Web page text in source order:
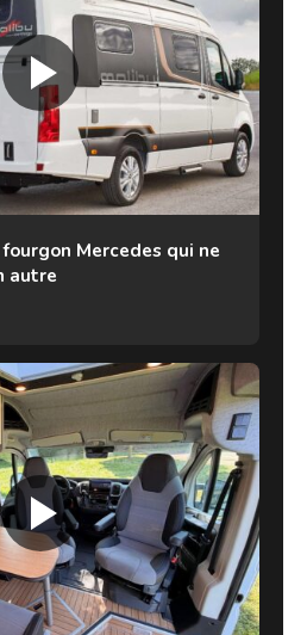
Mercedes qui ne
autre